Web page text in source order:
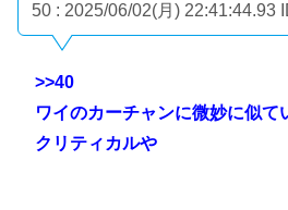
50 : 2025/06/02(月) 22:41:44.93
>>40
ワイのカーチャンに微妙に似て
クリティカルや